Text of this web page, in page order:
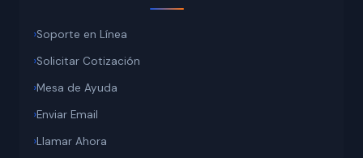
Soporte en Línea
Solicitar Cotización
Mesa de Ayuda
Enviar Email
Llamar Ahora